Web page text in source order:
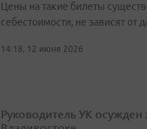
Цены на такие билеты
себестоимости, не зависят от
14:18, 12 июня 2026
Руководитель УК осужден